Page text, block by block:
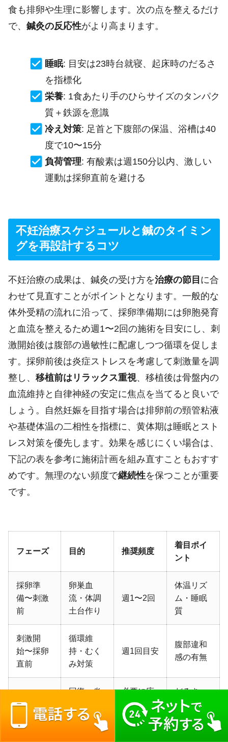
食も排卵や生理に影響します。次の点を整えるだけ
で、 鍼灸の反応性がより高まります。
睡眠: 目安は23時台就寝、起床時のだるさ
を指標化
栄養: 1食あたり手のひらサイズのタンパク
質＋鉄源を意識
冷え対策: 足首と下腹部の保温、浴槽は40
度で10〜15分
負荷管理: 有酸素は週150分以内、激しい
運動は採卵直前を避ける
不妊治療スケジュールと鍼のタイミン
グを再設計するコツ
不妊治療の成果は、鍼灸の受け方を治療の節目 に合
わせて見直すことがポイントとなります。一般的な
体外受精の流れに沿って、採卵準備期には卵胞発育
と血流を整えるため週1〜2回の施術を目安にし、刺
激開始後は腹部の過敏性に配慮しつつ循環を促しま
す。採卵前後は炎症ストレスを考慮して刺激量を調
整し、 移植前はリラックス重視、移植後は骨盤内の
血流維持と自律神経の安定に焦点を当てると良いで
しょう。自然妊娠を目指す場合は排卵前の頸管粘液
や基礎体温の二相性を指標に、黄体期は睡眠とスト
レス対策を優先します。効果を感じにくい場合は、
下記の表を参考に施術計画を組み直すこともおすす
めです。無理のない頻度で継続性を保つことが重要
です。
フェーズ 目的 推奨頻度
着目ポイ
ント
採卵準
備〜刺激
前
卵巣血
流・体調
土台作り
週1〜2回
体温リズ
ム・睡眠
質
刺激開
始〜採卵
直前
循環維
持・むく
み対策
週1回目安
腹部違和
感の有無
回復・炎
必要に応
じ1回
だるさ・
痛み評価
自律神経